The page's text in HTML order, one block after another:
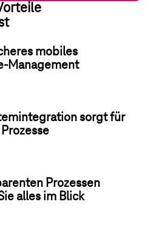
mobiles
Management
sorgt für
Prozessen
alles im Blick